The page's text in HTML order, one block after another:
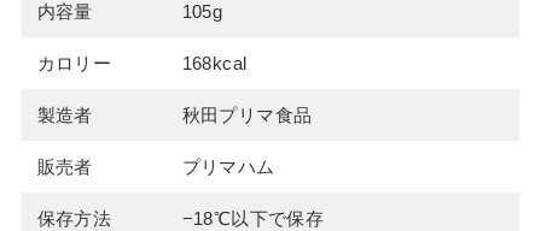
内容量 105g
カロリー 168kcal
製造者 秋田プリマ食品
販売者 プリマハム
保存方法 −18℃以下で保存